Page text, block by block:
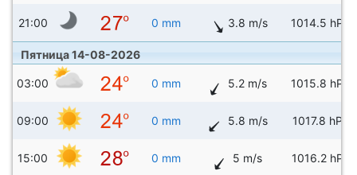
21:00 0 mm 3.8 m/s 1014.5 hPa
Пятница 14-08-2026
03:00 0 mm 5.2 m/s 1015.8 hPa
09:00 0 mm 5.8 m/s 1017.8 hPa
15:00 0 mm 5 m/s 1016.2 hPa